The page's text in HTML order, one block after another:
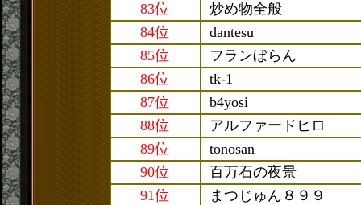
83位
炒め物全般
84位
dantesu
85位
フランぼらん
86位
tk-1
87位
b4yosi
88位
アルファードヒロ
89位
tonosan
90位
百万石の夜景
91位
まつじゅん８９９